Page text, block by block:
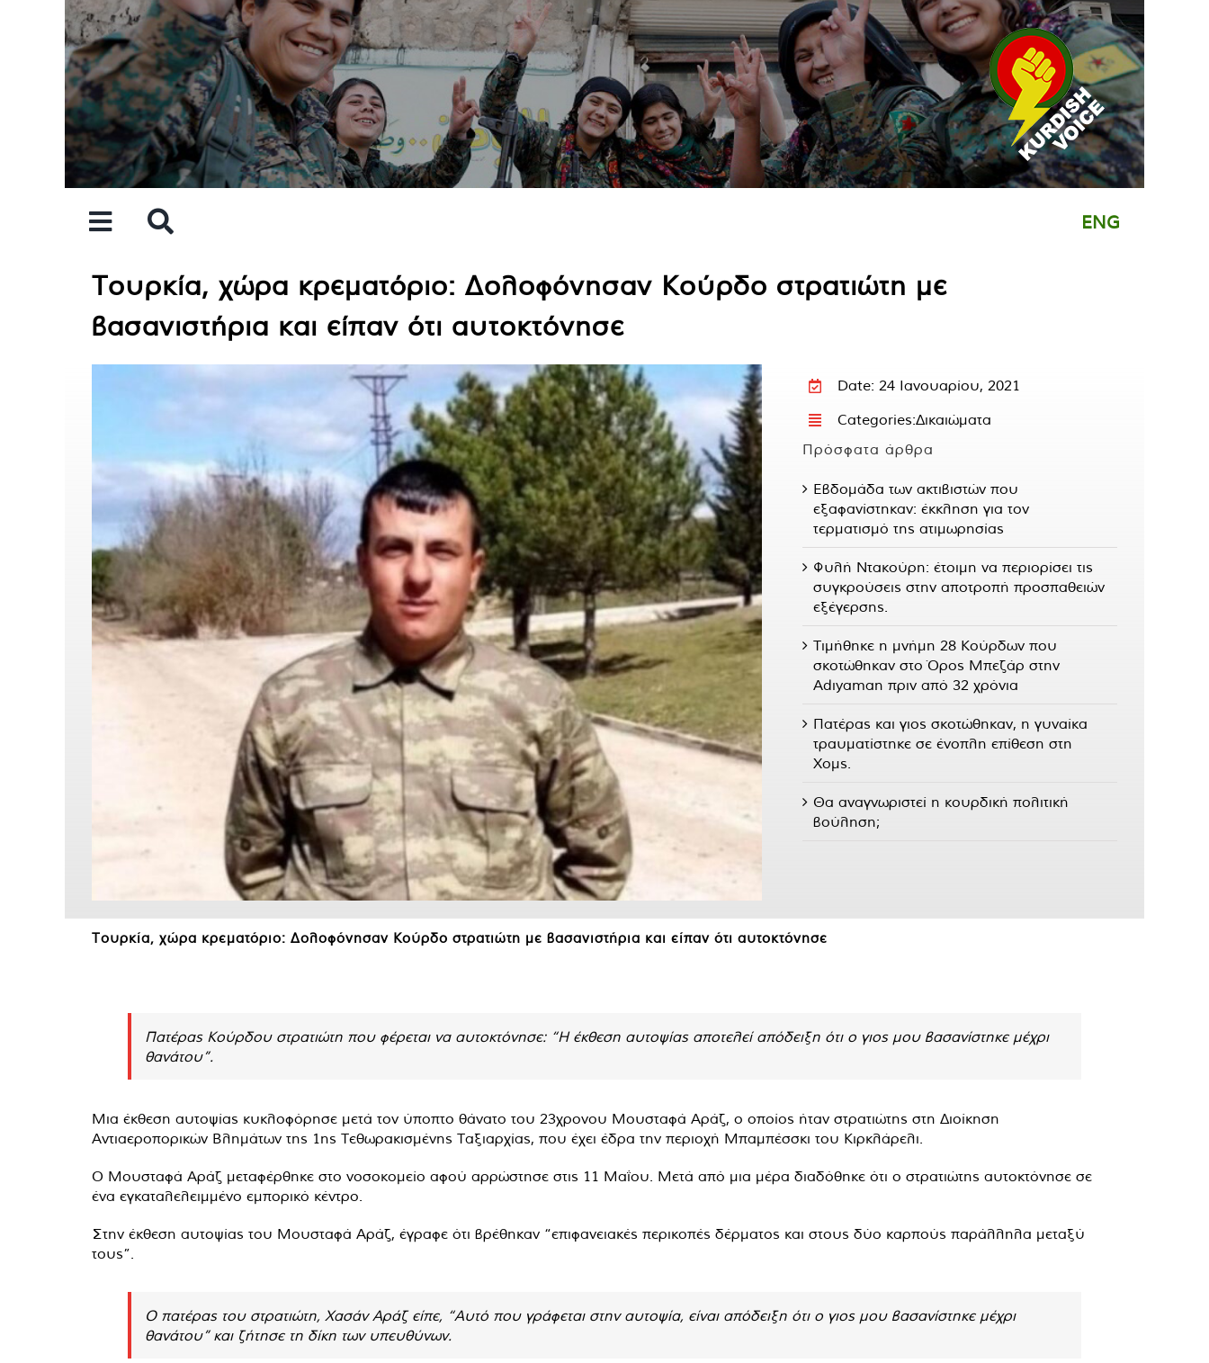
ENG
Τουρκία, χώρα κρεματόριο: Δολοφόνησαν Κούρδο στρατιώτη με
βασανιστήρια και είπαν ότι αυτοκτόνησε
Date: 24 Ιανουαρίου, 2021
Categories:Δικαιώματα
Πρόσφατα άρθρα
Εβδομάδα των ακτιβιστών που
εξαφανίστηκαν: έκκληση για τον
τερματισμό της ατιμωρησίας
Φυλή Ντακούρη: έτοιμη να περιορίσει τις
συγκρούσεις στην αποτροπή προσπαθειών
εξέγερσης.
Τιμήθηκε η μνήμη 28 Κούρδων που
σκοτώθηκαν στο Όρος Μπεζάρ στην
Adıyaman πριν από 32 χρόνια
Πατέρας και γιος σκοτώθηκαν, η γυναίκα
τραυματίστηκε σε ένοπλη επίθεση στη
Χομς.
Θα αναγνωριστεί η κουρδική πολιτική
βούληση;
Τουρκία, χώρα κρεματόριο: Δολοφόνησαν Κούρδο στρατιώτη με βασανιστήρια και είπαν ότι αυτοκτόνησε
Πατέρας Κούρδου στρατιώτη που φέρεται να αυτοκτόνησε: “Η έκθεση αυτοψίας αποτελεί απόδειξη ότι ο γιος μου βασανίστηκε μέχρι
θανάτου”.
Μια έκθεση αυτοψίας κυκλοφόρησε μετά τον ύποπτο θάνατο του 23χρονου Μουσταφά Αράζ, ο οποίος ήταν στρατιώτης στη Διοίκηση
Αντιαεροπορικών Βλημάτων της 1ης Τεθωρακισμένης Ταξιαρχίας, που έχει έδρα την περιοχή Μπαμπέσσκι του Κιρκλάρελι.
Ο Μουσταφά Αράζ μεταφέρθηκε στο νοσοκομείο αφού αρρώστησε στις 11 Μαΐου. Μετά από μια μέρα διαδόθηκε ότι ο στρατιώτης αυτοκτόνησε σε
ένα εγκαταλελειμμένο εμπορικό κέντρο.
Στην έκθεση αυτοψίας του Μουσταφά Αράζ, έγραφε ότι βρέθηκαν “επιφανειακές περικοπές δέρματος και στους δύο καρπούς παράλληλα μεταξύ
τους”.
Ο πατέρας του στρατιώτη, Χασάν Αράζ είπε, “Αυτό που γράφεται στην αυτοψία, είναι απόδειξη ότι ο γιος μου βασανίστηκε μέχρι
θανάτου” και ζήτησε τη δίκη των υπευθύνων.